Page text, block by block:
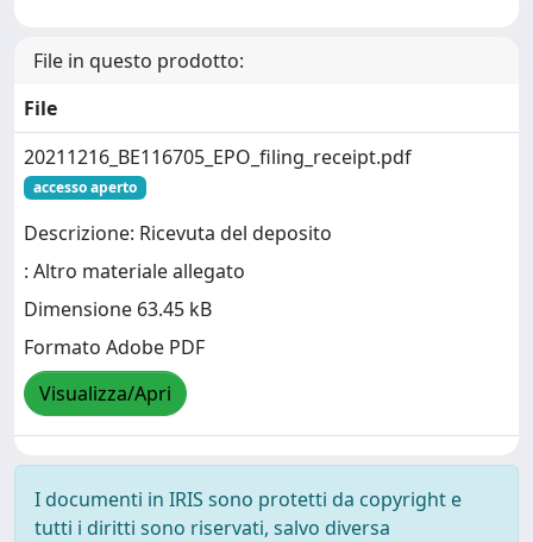
File in questo prodotto:
File
20211216_BE116705_EPO_filing_receipt.pdf
accesso aperto
Descrizione: Ricevuta del deposito
: Altro materiale allegato
Dimensione 63.45 kB
Formato Adobe PDF
Visualizza/Apri
I documenti in IRIS sono protetti da copyright e
tutti i diritti sono riservati, salvo diversa